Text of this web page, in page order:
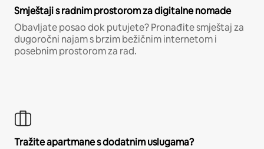
Smještaji s radnim prostorom za digitalne nomade
Obavljate posao dok putujete? Pronađite smještaj za
dugoročni najam s brzim bežičnim internetom i
posebnim prostorom za rad.
Tražite apartmane s dodatnim uslugama?